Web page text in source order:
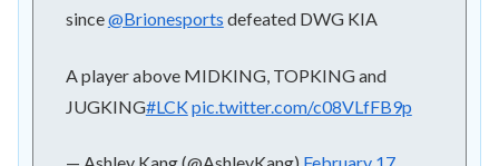
since@Brionesports defeated DWG KIA
A player above MIDKING, TOPKING and
JUGKING#LCKpic.twitter.com/c08VLfFB9p